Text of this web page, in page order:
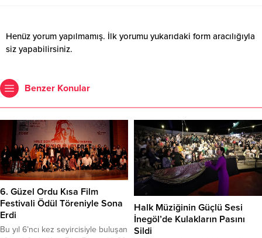
Henüz yorum yapılmamış. İlk yorumu yukarıdaki form aracılığıyla
siz yapabilirsiniz.
Benzer Konular
6. Güzel Ordu Kısa Film
Festivali Ödül Töreniyle Sona
Erdi
Bu yıl 6’ncı kez seyircisiyle buluşan
Halk Müziğinin Güçlü Sesi
İnegöl’de Kulakların Pasını
Sildi